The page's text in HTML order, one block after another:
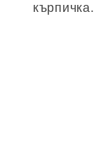
кърпичка.